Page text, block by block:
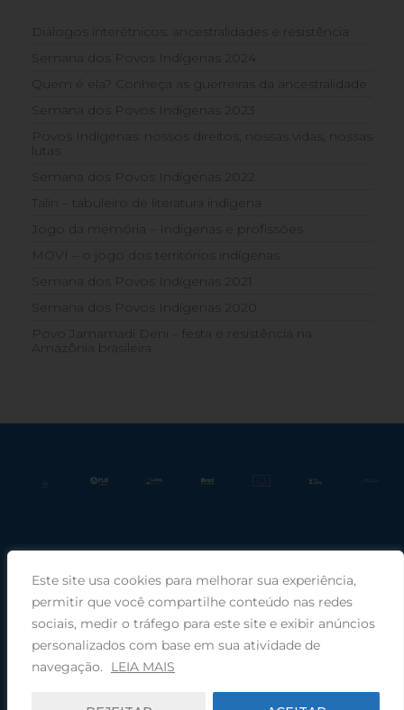
Este site usa cookies para melhorar sua experiência,
permitir que você compartilhe conteúdo nas redes
sociais, medir o tráfego para este site e exibir anúncios
personalizados com base em sua atividade de
navegação.
LEIA MAIS
Diálogos interétnicos: ancestralidades e resistência
Semana dos Povos Indígenas 2024
Quem é ela? Conheça as guerreiras da ancestralidade
Semana dos Povos Indígenas 2023
Povos Indígenas: nossos direitos, nossas vidas, nossas
lutas
Semana dos Povos Indígenas 2022
Talin – tabuleiro de literatura indígena
Jogo da memória – Indígenas e profissões
MOVÍ – o jogo dos territórios indígenas
Semana dos Povos Indígenas 2021
Semana dos Povos Indígenas 2020
Povo Jamamadi Deni – festa e resistência na
Amazônia brasileira
Praça Rui Barbosa, 220, sala 66, Porto Alegre, RS, 90030-100 |
Telefone: (51) 99949-1120
© 2026 COMIN - Conselho de Missão entre Povos Indígenas ·